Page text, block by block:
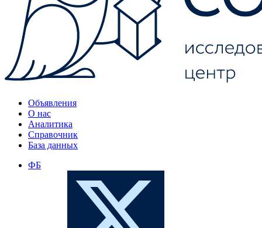
Объявления
О нас
Аналитика
Справочник
База данных
ФБ